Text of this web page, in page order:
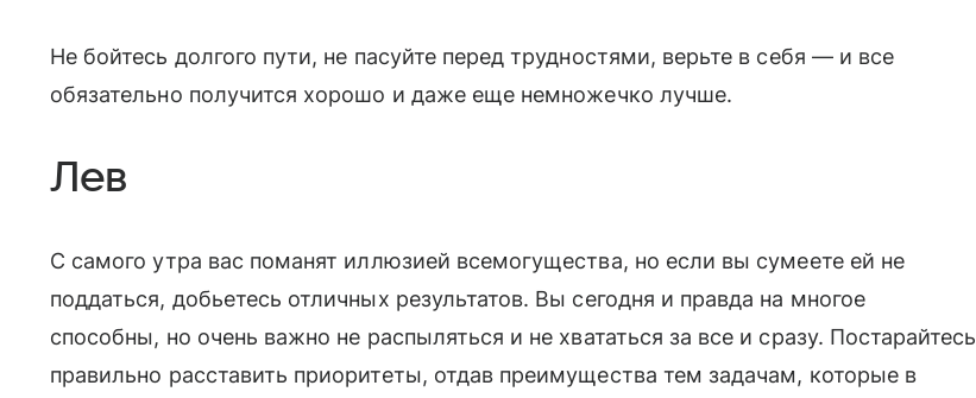
Не бойтесь долгого пути, не пасуйте перед трудностями, верьте в себя — и все
обязательно получится хорошо и даже еще немножечко лучше.
Лев
С самого утра вас поманят иллюзией всемогущества, но если вы сумеете ей не
поддаться, добьетесь отличных результатов. Вы сегодня и правда на многое
способны, но очень важно не распыляться и не хвататься за все и сразу. Постарайтесь
правильно расставить приоритеты, отдав преимущества тем задачам, которые в